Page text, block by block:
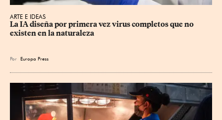
ARTE E IDEAS
La IA diseña por primera vez virus completos que no
existen en la naturaleza
Por Europa Press